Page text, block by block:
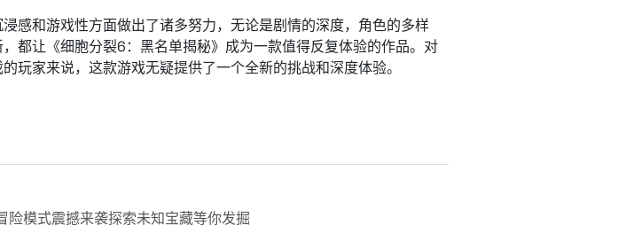
感和游戏性方面做出了诸多努力，无论是剧情的深度，角色的多样
都让《细胞分裂6：黑名单揭秘》成为一款值得反复体验的作品。对
玩家来说，这款游戏无疑提供了一个全新的挑战和深度体验。
险模式震撼来袭探索未知宝藏等你发掘